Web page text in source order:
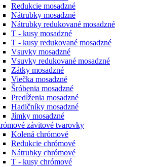
Redukcie mosadzné
Nátrubky mosadzné
Nátrubky redukované mosadzné
T - kusy mosadzné
T - kusy redukované mosadzné
Vsuvky mosadzné
Vsuvky redukované mosadzné
Zátky mosadzné
Viečka mosadzné
Šróbenia mosadzné
Predĺženia mosadzné
Hadičníky mosadzné
Jímky mosadzné
závitové tvarovky
Kolená chrómové
Redukcie chrómové
Nátrubky chrómové
T - kusy chrómové